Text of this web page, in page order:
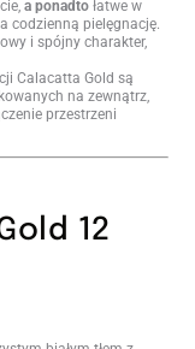
a ponadto łatwe w
codzienną pielęgnację.
i spójny charakter,
Calacatta Gold są
na zewnątrz,
przestrzeni
12